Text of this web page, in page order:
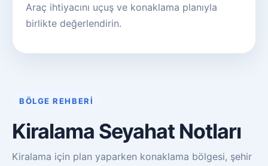
Araç ihtiyacını uçuş ve konaklama planıyla
birlikte değerlendirin.
BÖLGE REHBERI
Kiralama Seyahat Notları
Kiralama için plan yaparken konaklama bölgesi, şehir